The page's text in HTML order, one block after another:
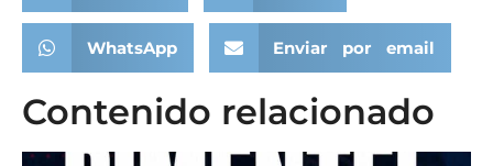
WhatsApp Enviar por email
Contenido relacionado